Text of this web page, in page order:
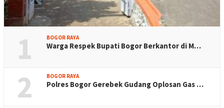
1 BOGOR RAYA
Warga Respek Bupati Bogor Berkantor di M…
2 BOGOR RAYA
Polres Bogor Gerebek Gudang Oplosan Gas …